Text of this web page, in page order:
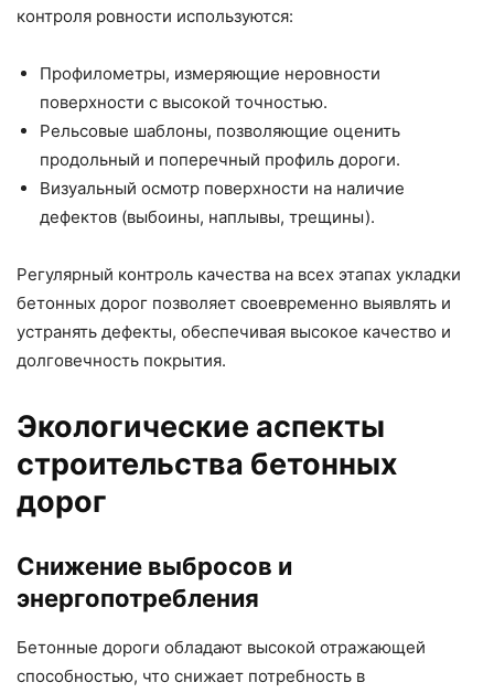
контроля ровности используются:
Профилометры, измеряющие неровности
поверхности с высокой точностью.
Рельсовые шаблоны, позволяющие оценить
продольный и поперечный профиль дороги.
Визуальный осмотр поверхности на наличие
дефектов (выбоины, наплывы, трещины).
Регулярный контроль качества на всех этапах укладки
бетонных дорог позволяет своевременно выявлять и
устранять дефекты, обеспечивая высокое качество и
долговечность покрытия.
Экологические аспекты
строительства бетонных
дорог
Снижение выбросов и
энергопотребления
Бетонные дороги обладают высокой отражающей
способностью, что снижает потребность в